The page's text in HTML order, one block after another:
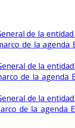
de la
de la
de la
de la
de la
de la